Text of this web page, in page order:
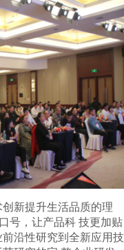
新提升生活品质的理
号，让产品科 技更加贴
沿性研究到全新应用技